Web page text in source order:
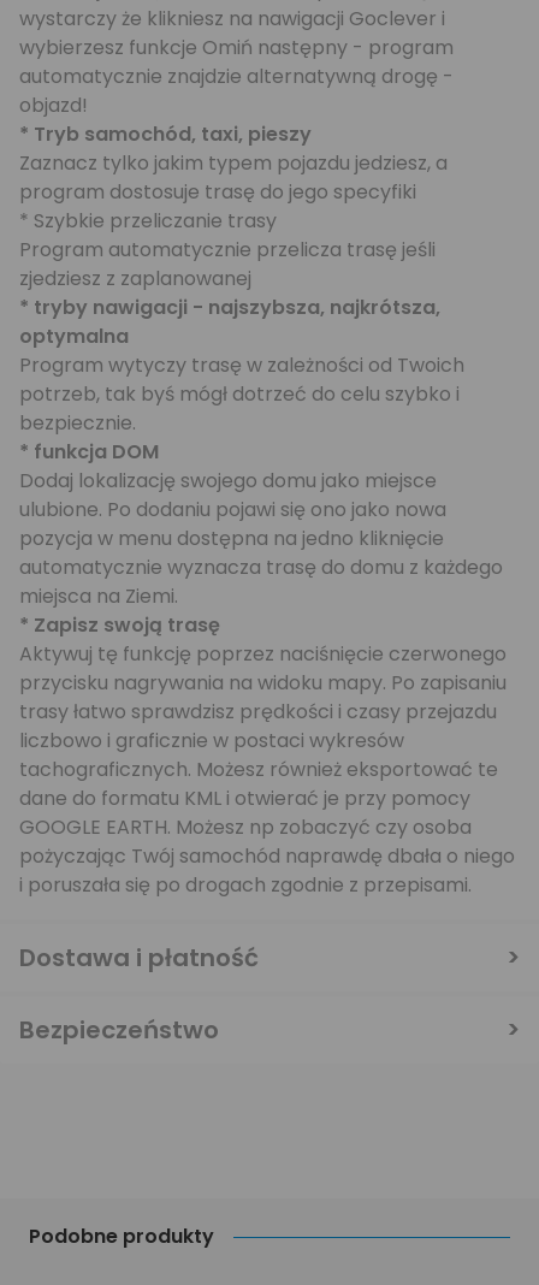
Podobne produkty
wystarczy że klikniesz na nawigacji Goclever i
wybierzesz funkcje Omiń następny - program
automatycznie znajdzie alternatywną drogę -
objazd!
* Tryb samochód, taxi, pieszy
Zaznacz tylko jakim typem pojazdu jedziesz, a
program dostosuje trasę do jego specyfiki
* Szybkie przeliczanie trasy
Program automatycznie przelicza trasę jeśli
zjedziesz z zaplanowanej
* tryby nawigacji - najszybsza, najkrótsza,
optymalna
Program wytyczy trasę w zależności od Twoich
potrzeb, tak byś mógł dotrzeć do celu szybko i
bezpiecznie.
* funkcja DOM
Dodaj lokalizację swojego domu jako miejsce
ulubione. Po dodaniu pojawi się ono jako nowa
pozycja w menu dostępna na jedno kliknięcie
automatycznie wyznacza trasę do domu z każdego
miejsca na Ziemi.
* Zapisz swoją trasę
Aktywuj tę funkcję poprzez naciśnięcie czerwonego
przycisku nagrywania na widoku mapy. Po zapisaniu
trasy łatwo sprawdzisz prędkości i czasy przejazdu
liczbowo i graficznie w postaci wykresów
tachograficznych. Możesz również eksportować te
dane do formatu KML i otwierać je przy pomocy
GOOGLE EARTH. Możesz np zobaczyć czy osoba
pożyczając Twój samochód naprawdę dbała o niego
i poruszała się po drogach zgodnie z przepisami.
Dostawa i płatność
Bezpieczeństwo